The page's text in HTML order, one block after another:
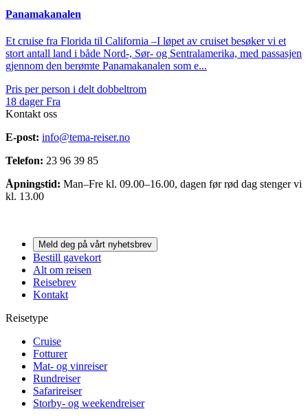
Panamakanalen
Et cruise fra Florida til California –I løpet av cruiset besøker vi et
stort antall land i både Nord-, Sør- og Sentralamerika, med passasjen
gjennom den berømte Panamakanalen som e...
Pris per person i delt dobbeltrom
18 dager Fra
Kontakt oss
E-post: info@tema-reiser.no
Telefon: 23 96 39 85
Åpningstid: Man–Fre kl. 09.00–16.00, dagen før rød dag stenger vi
kl. 13.00
Meld deg på vårt nyhetsbrev
Bestill gavekort
Alt om reisen
Reisebrev
Kontakt
Reisetype
Cruise
Fotturer
Mat- og vinreiser
Rundreiser
Safarireiser
Storby- og weekendreiser